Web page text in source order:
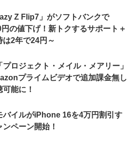
Z Flip7」がソフトバンクで
の値下げ！新トクするサポート＋
は2年で24円～
プロジェクト・メイル・メアリー」
プライムビデオで追加課金無し
能に！
バイルがiPhone 16を4万円割引す
ンペーン開始！